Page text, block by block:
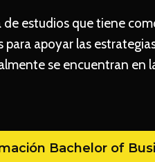
de estudios que tiene
apoyar las
se encuentran en
Bachelor of